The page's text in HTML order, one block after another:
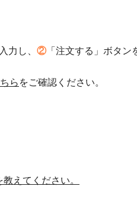
力し、 ②「注文する」ボタン
ら をご確認ください。
えてください。